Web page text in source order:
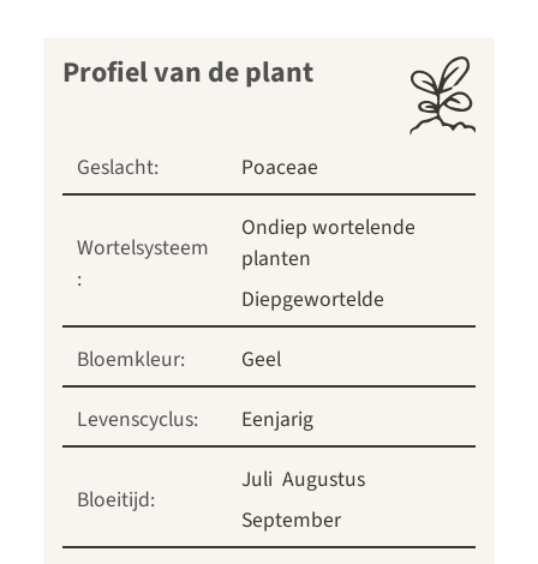
Profiel van de plant
Geslacht: Poaceae
Wortelsysteem
:
Ondiep wortelende
planten
Diepgewortelde
Bloemkleur:
Geel
Levenscyclus:
Eenjarig
Bloeitijd:
Juli Augustus
September